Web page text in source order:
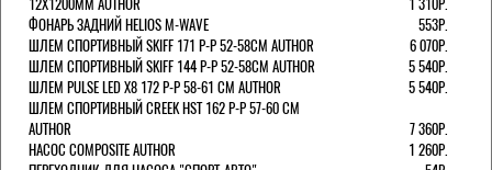
ФОНАРЬ ЗАДНИЙ HELIOS M-WAVE
553Р.
ШЛЕМ СПОРТИВНЫЙ SKIFF 171 Р-Р 52-58СМ AUTHOR
6 070Р.
ШЛЕМ СПОРТИВНЫЙ SKIFF 144 Р-Р 52-58СМ AUTHOR
5 540Р.
ШЛЕМ PULSE LED X8 172 Р-Р 58-61 СМ AUTHOR
5 540Р.
ШЛЕМ СПОРТИВНЫЙ CREEK HST 162 Р-Р 57-60 СМ
AUTHOR
7 360Р.
НАСОС COMPOSITE AUTHOR
1 260Р.